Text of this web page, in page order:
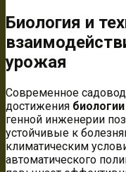
Биология и
урожая
Современное
достижения биологии
генной инженерии
устойчивые к
климатическим
автоматического